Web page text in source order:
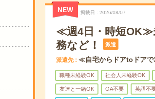
NEW 掲載日 2026/08/07
≪週4日・時短OK≫
務など！
派遣
派遣先 ≪自宅からドアtoドアで
職種未経験OK 社会人未経験OK
友達と一緒OK OA不要 英語不